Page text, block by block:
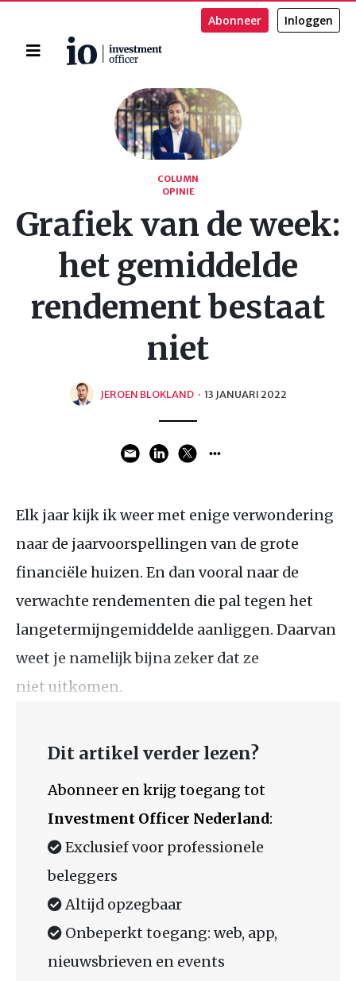
Home
Abonneer Inloggen
COLUMN
OPINIE
Grafiek van de week:
het gemiddelde
rendement bestaat
niet
JEROEN BLOKLAND · 13 JANUARI 2022
Elk jaar kijk ik weer met enige verwondering
naar de jaarvoorspellingen van de grote
financiële huizen. En dan vooral naar de
verwachte rendementen die pal tegen het
langetermijngemiddelde aanliggen. Daarvan
weet je namelijk bijna zeker dat ze
niet uitkomen.
Dit artikel verder lezen?
Abonneer en krijg toegang tot
Investment Officer Nederland:
Exclusief voor professionele
beleggers
Altijd opzegbaar
Onbeperkt toegang: web, app,
nieuwsbrieven en events